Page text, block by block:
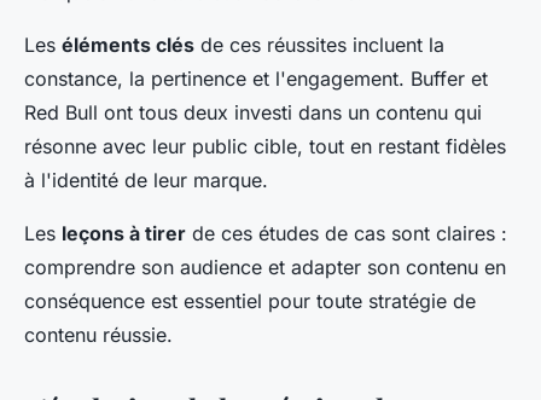
Les éléments clés de ces réussites incluent la
constance, la pertinence et l'engagement. Buffer et
Red Bull ont tous deux investi dans un contenu qui
résonne avec leur public cible, tout en restant fidèles
à l'identité de leur marque.
Les leçons à tirer de ces études de cas sont claires :
comprendre son audience et adapter son contenu en
conséquence est essentiel pour toute stratégie de
contenu réussie.